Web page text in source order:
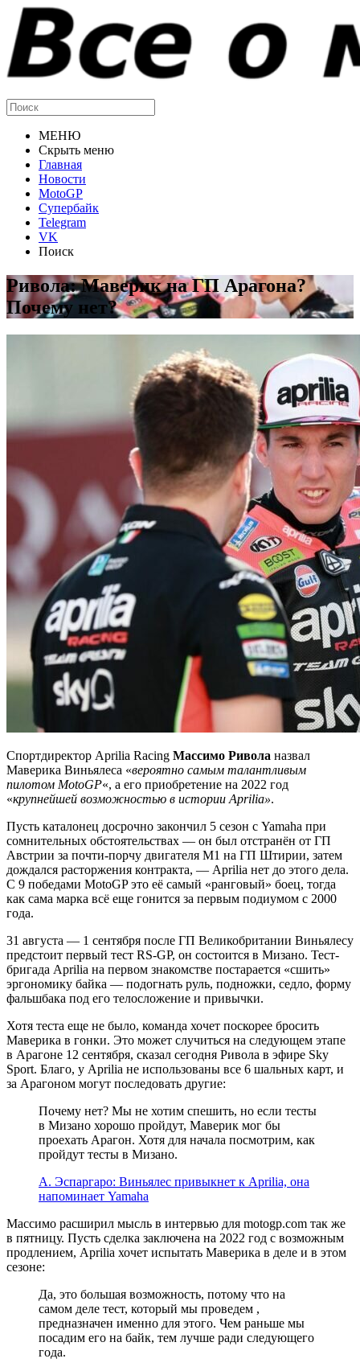
МЕНЮ
Скрыть меню
Главная
Новости
MotoGP
Супербайк
Telegram
VK
Поиск
Ривола: Маверик на ГП Арагона?
Почему нет?
Спортдиректор Aprilia Racing Массимо Ривола назвал
Маверика Виньялеса «вероятно самым талантливым
пилотом MotoGP«, а его приобретение на 2022 год
«крупнейшей возможностью в истории Aprilia».
Пусть каталонец досрочно закончил 5 сезон с Yamaha при
сомнительных обстоятельствах — он был отстранён от ГП
Австрии за почти-порчу двигателя М1 на ГП Штирии, затем
дождался расторжения контракта, — Aprilia нет до этого дела.
С 9 победами MotoGP это её самый «ранговый» боец, тогда
как сама марка всё еще гонится за первым подиумом с 2000
года.
31 августа — 1 сентября после ГП Великобритании Виньялесу
предстоит первый тест RS-GP, он состоится в Мизано. Тест-
бригада Aprilia на первом знакомстве постарается «сшить»
эргономику байка — подогнать руль, подножки, седло, форму
фальшбака под его телосложение и привычки.
Хотя теста еще не было, команда хочет поскорее бросить
Маверика в гонки. Это может случиться на следующем этапе
в Арагоне 12 сентября, сказал сегодня Ривола в эфире Sky
Sport. Благо, у Aprilia не использованы все 6 шальных карт, и
за Арагоном могут последовать другие:
Почему нет? Мы не хотим спешить, но если тесты
в Мизано хорошо пройдут, Маверик мог бы
проехать Арагон. Хотя для начала посмотрим, как
пройдут тесты в Мизано.
А. Эспаргаро: Виньялес привыкнет к Aprilia, она
напоминает Yamaha
Массимо расширил мысль в интервью для motogp.com так же
в пятницу. Пусть сделка заключена на 2022 год с возможным
продлением, Aprilia хочет испытать Маверика в деле и в этом
сезоне:
Да, это большая возможность, потому что на
самом деле тест, который мы проведем ,
предназначен именно для этого. Чем раньше мы
посадим его на байк, тем лучше ради следующего
года.